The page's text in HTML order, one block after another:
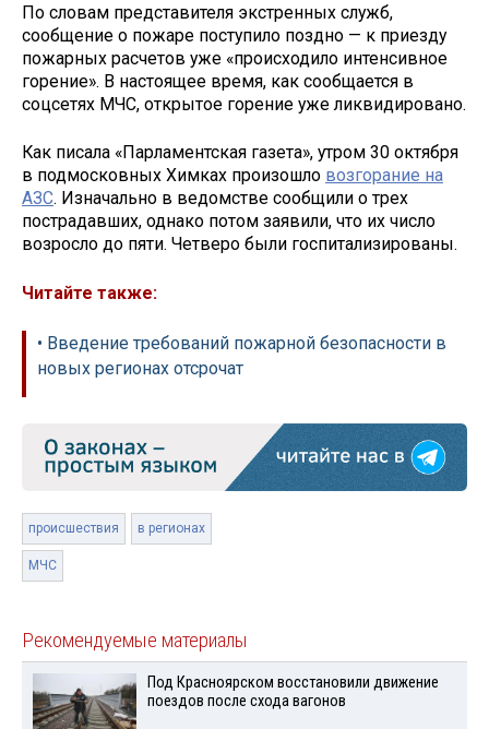
По словам представителя экстренных служб,
сообщение о пожаре поступило поздно — к приезду
пожарных расчетов уже «происходило интенсивное
горение». В настоящее время, как сообщается в
соцсетях МЧС, открытое горение уже ликвидировано.
Как писала «Парламентская газета», утром 30 октября
в подмосковных Химках произошло возгорание на
АЗС. Изначально в ведомстве сообщили о трех
пострадавших, однако потом заявили, что их число
возросло до пяти. Четверо были госпитализированы.
Читайте также:
• Введение требований пожарной безопасности в
новых регионах отсрочат
происшествия в регионах
МЧС
Рекомендуемые материалы
Под Красноярском восстановили движение
поездов после схода вагонов